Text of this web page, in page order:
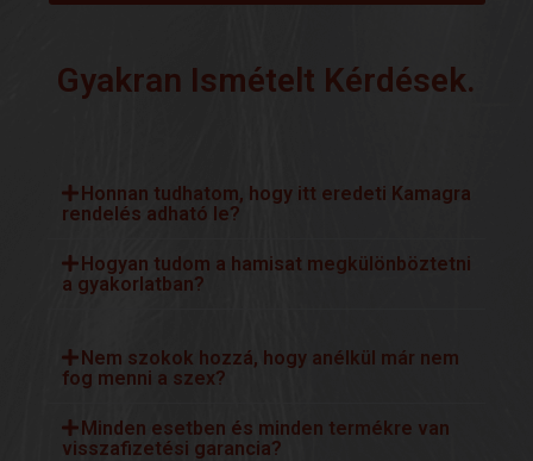
Gyakran Ismételt Kérdések.
Honnan tudhatom, hogy itt eredeti Kamagra
rendelés adható le?
Hogyan tudom a hamisat megkülönböztetni
a gyakorlatban?
Nem szokok hozzá, hogy anélkül már nem
fog menni a szex?
Minden esetben és minden termékre van
visszafizetési garancia?